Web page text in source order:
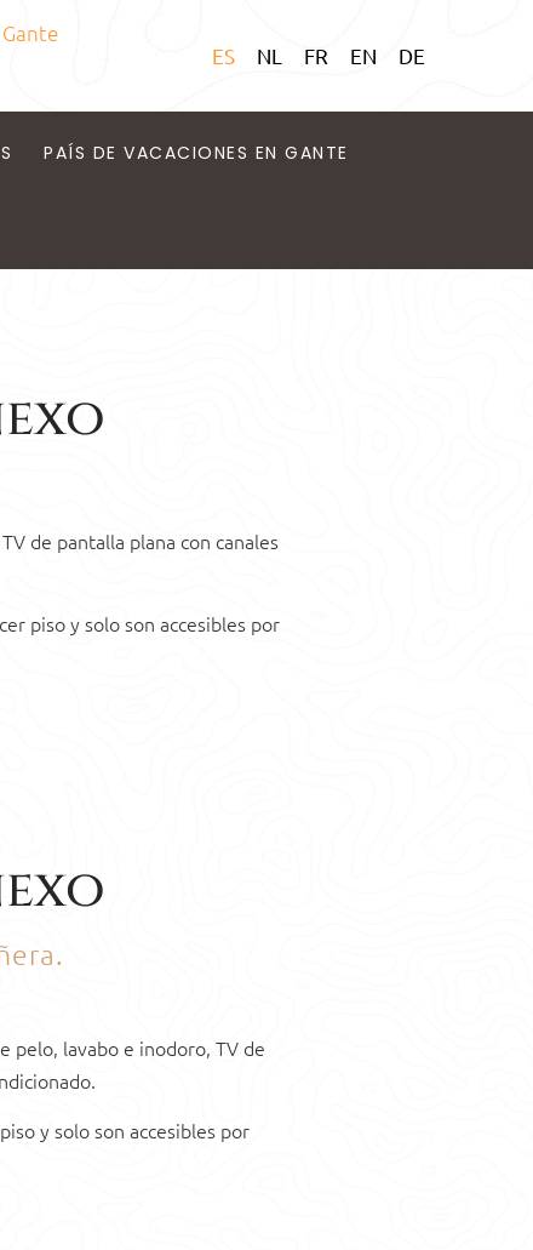
ES NL FR EN DE
PAÍS DE VACACIONES EN GANTE
de pantalla plana con canales
piso y solo son accesibles por
pelo, lavabo e inodoro, TV de
y solo son accesibles por